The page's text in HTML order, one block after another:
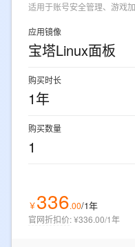
适用于账号安全管理、游戏
应用镜像
宝塔Linux面板
购买时长
1年
购买数量
1
￥336.00/1年
官网折扣价:¥336.00/1年